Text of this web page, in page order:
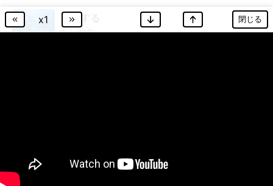
机さする
ちいかわ
「映画ちいかわ 人魚の島のひみつ」主題歌
x1 閉じる